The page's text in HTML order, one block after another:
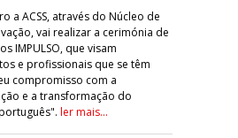
a ACSS, através do Núcleo de
vai realizar a cerimónia de
IMPULSO, que visam
e profissionais que se têm
compromisso com a
e a transformação do
ler mais...